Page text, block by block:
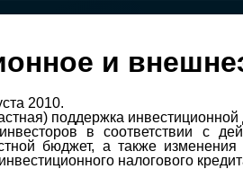
и
2010.
поддержка
в соответствии с
бюджет, а также
налогового